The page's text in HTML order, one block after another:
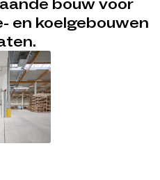
bouw voor
en koelgebouwen